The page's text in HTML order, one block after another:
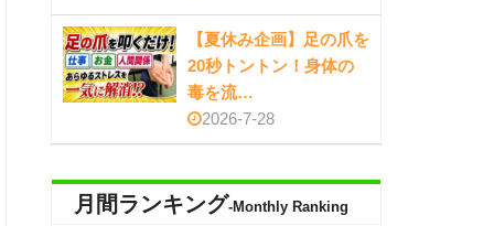
【夏休み企画】足の爪を
20秒トントン！身体の
毒を流…
2026-7-28
月間ランキング-Monthly Ranking